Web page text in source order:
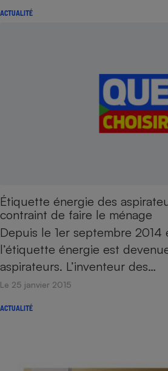
ACTUALITÉ
Étiquette énergie des
contraint de faire le ménage
Depuis le 1er septembre 2014
l’étiquette énergie est
aspirateurs. L’inventeur des…
Le 25 janvier 2015
ACTUALITÉ